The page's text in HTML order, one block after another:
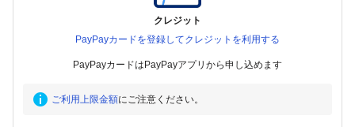
クレジット
PayPayカードを登録してクレジットを利用する
PayPayカードはPayPayアプリから申し込めます
ご利用上限金額にご注意ください。